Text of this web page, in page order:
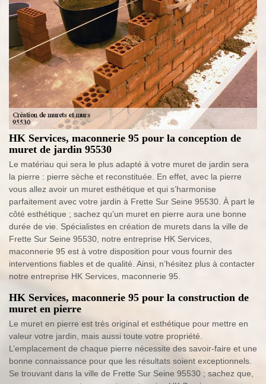
HK Services, maconnerie 95 pour la conception de
muret de jardin 95530
Le matériau qui sera le plus adapté à votre muret de jardin sera
la pierre : pierre sèche et reconstituée. En effet, avec la pierre
vous allez avoir un muret esthétique et qui s’harmonise
parfaitement avec votre jardin à Frette Sur Seine 95530. À part le
côté esthétique ; sachez qu’un muret en pierre aura une bonne
durée de vie. Spécialistes en création de murets dans la ville de
Frette Sur Seine 95530, notre entreprise HK Services,
maconnerie 95 est à votre disposition pour vous fournir des
interventions fiables et de qualité. Ainsi, n’hésitez plus à contacter
notre entreprise HK Services, maconnerie 95.
HK Services, maconnerie 95 pour la construction de
muret en pierre
Le muret en pierre est très original et esthétique pour mettre en
valeur votre jardin, mais aussi toute votre propriété.
L’emplacement de chaque pierre nécessite des savoir-faire et une
bonne connaissance pour que les résultats soient exceptionnels.
Se trouvant dans la ville de Frette Sur Seine 95530 ; sachez que,